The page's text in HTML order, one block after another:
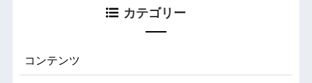
カテゴリー
コンテンツ